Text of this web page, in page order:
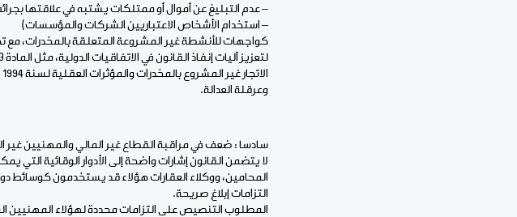
– عدم التبليغ عن أموال أو ممتلكات يشتبه في علاقتها
– استخدام الأشخاص الاعتباريين الشركات والمؤسسات)
كواجهات للأنشطة غير المشروعة المتعلقة بالمخدرات، مع
وعرقلة العدالة.
سادسا : ضعف في مراقبة القطاع غير المالي والمهنيين غير
لا يتضمن القانون إشارات واضحة إلى الأدوار الوقائية
المحامين، ووكلاء العقارات هؤلاء قد يستخدمون كوسائط
التزامات إبلاغ صريحة.
المطلوب التنصيص على التزامات محددة لهؤلاء المهنيين